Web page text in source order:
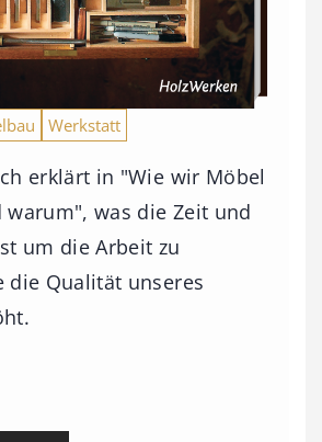
Werkstatt
erklärt in "Wie wir Möbel
warum", was die Zeit und
um die Arbeit zu
die Qualität unseres